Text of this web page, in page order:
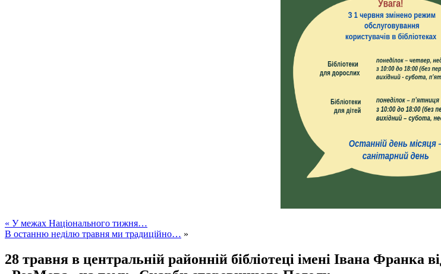
« У межах Національного тижня…
В останню неділю травня ми традиційно… »
28 травня в центральній районній бібліотеці імені Івана Франка